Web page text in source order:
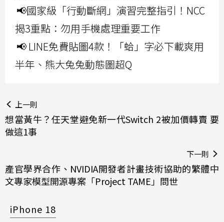
📢國家級「行動斷網」演習完整指引！NCC
揭3重點：勿用手機處理重要工作
📢 LINE免費貼圖4款！「蛤」字必下載爽用
半年、熊大兔兔動態圖超Q
上一則
想當黃牛？任天堂避免新一代Switch 2被加價轉賣 要
做這1事
下一則
產官學界合作、NVIDIA開發者計畫技術協助的繁體中
文專家模型開源專案「Project TAME」問世
iPhone 18